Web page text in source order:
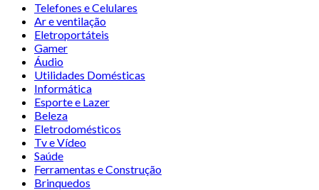
Telefones e Celulares
Ar e ventilação
Eletroportáteis
Gamer
Áudio
Utilidades Domésticas
Informática
Esporte e Lazer
Beleza
Eletrodomésticos
Tv e Vídeo
Saúde
Ferramentas e Construção
Brinquedos